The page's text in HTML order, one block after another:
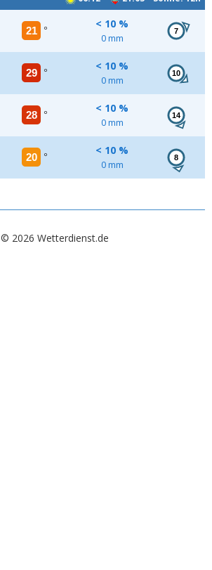
21 °
< 10 %
0 mm
7
29 °
< 10 %
0 mm
10
28 °
< 10 %
0 mm
14
20 °
< 10 %
0 mm
8
© 2026 Wetterdienst.de